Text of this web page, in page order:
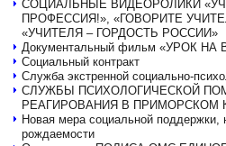
СОЦИАЛЬНЫЕ ВИДЕОРОЛИКИ
ПРОФЕССИЯ!», «ГОВОРИТЕ
«УЧИТЕЛЯ – ГОРДОСТЬ РОССИИ»
Документальный фильм «УРОК
Социальный контракт
Служба экстренной социально-
СЛУЖБЫ ПСИХОЛОГИЧЕСКОЙ
РЕАГИРОВАНИЯ В ПРИМОРСКОМ
Новая мера социальной поддержки,
рождаемости